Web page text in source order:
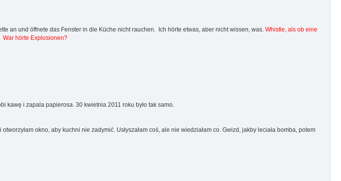
an und öffnete das Fenster in die Küche nicht rauchen. Ich hörte etwas, aber nicht wissen, was. Whistle, als ob eine
hörte Explosionen?
kawę i zapala papierosa. 30 kwietnia 2011 roku było tak samo.
okno, aby kuchni nie zadymić. Usłyszałam coś, ale nie wiedziałam co. Gwizd, jakby leciała bomba, potem